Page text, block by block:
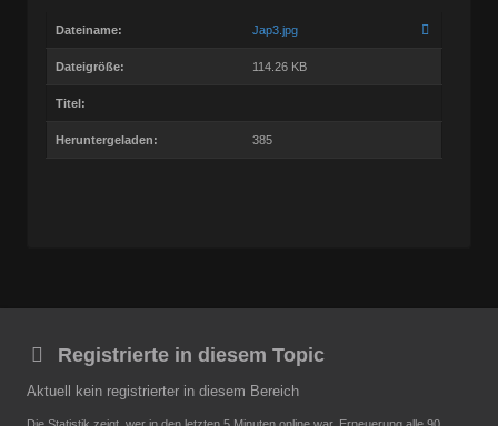
Dateiname: Jap3.jpg
Dateigröße: 114.26 KB
Titel:
Heruntergeladen: 385
Registrierte in diesem Topic
Aktuell kein registrierter in diesem Bereich